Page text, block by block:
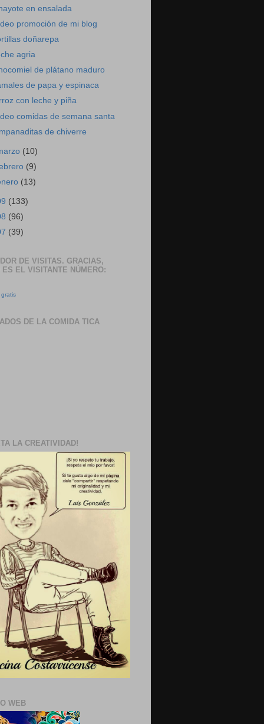
en ensalada
promoción de mi blog
doñarepa
agria
de plátano maduro
de papa y espinaca
con leche y piña
comidas de semana santa
de chiverre
(10)
(9)
(13)
(133)
(96)
(39)
DE VISITAS. GRACIAS,
ES EL VISITANTE NÚMERO:
DE LA COMIDA TICA
LA CREATIVIDAD!
WEB